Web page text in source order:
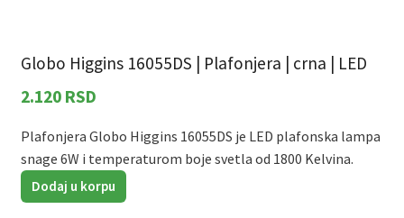
Globo Higgins 16055DS | Plafonjera | crna | LED
2.120 RSD
Plafonjera Globo Higgins 16055DS je LED plafonska lampa
snage 6W i temperaturom boje svetla od 1800 Kelvina.
Dodaj u korpu